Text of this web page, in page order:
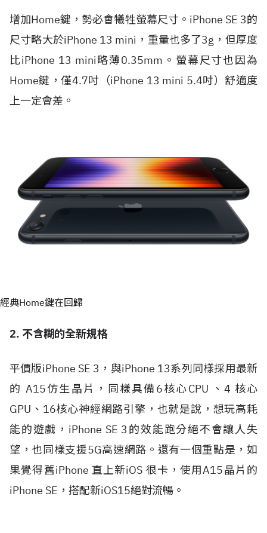
增加Home鍵，勢必會犧牲螢幕尺寸。iPhone SE 3的
尺寸略大於iPhone 13 mini，重量也多了3g，但厚度
比iPhone 13 mini略薄0.35mm。螢幕尺寸也因為
Home鍵，僅4.7吋（iPhone 13 mini 5.4吋）舒適度
上一定會差。
經典Home鍵在回歸
2. 不含糊的全新規格
平價版iPhone SE 3，與iPhone 13系列同樣採用最新
的 A15仿生晶片，同樣具備6核心CPU 、4 核心
GPU、16核心神經網路引擎，也就是說，想玩高耗
能的遊戲，iPhone SE 3的效能跑分絕不會讓人失
望，也同樣支援5G高速網路。還有一個重點是，如
果覺得舊iPhone 直上新iOS 很卡，使用A15晶片的
iPhone SE，搭配新iOS15絕對流暢。